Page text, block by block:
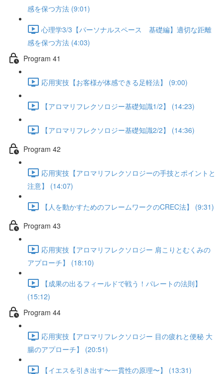
感を保つ方法 (9:01)
心理学3/3【パーソナルスペース 基礎編】適切な距離
感を保つ方法 (4:03)
Program 41
応用実技【お客様が体感できる足軽法】 (9:00)
【アロマリフレクソロジー基礎知識1/2】 (14:23)
【アロマリフレクソロジー基礎知識2/2】 (14:36)
Program 42
応用実技【アロマリフレクソロジーの手技とポイントと
注意】 (14:07)
【人を動かすためのフレームワークのCREC法】 (9:31)
Program 43
応用実技【アロマリフレクソロジー 肩こりとむくみの
アプローチ】 (18:10)
【成果の出るフィールドで戦う！パレートの法則】
(15:12)
Program 44
応用実技【アロマリフレクソロジー 目の疲れと便秘 大
腸のアプローチ】 (20:51)
【イエスを引き出す〜一貫性の原理〜】 (13:31)